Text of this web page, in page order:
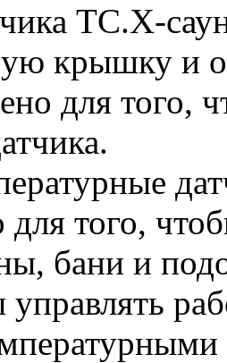
TC.X-
крышку и
для того,
для того,
бани и
управлять